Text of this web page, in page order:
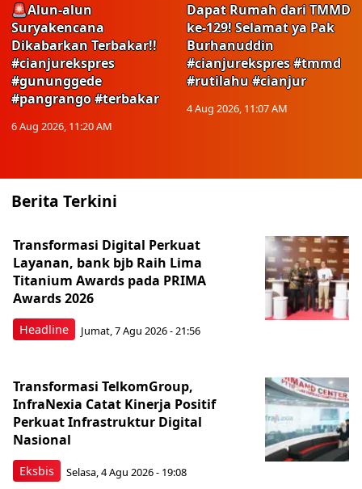
🚨Alun-alun
Suryakencana
Dikabarkan Terbakar!!
#cianjurekspres
#gununggede
#pangrango #terbakar
6 Aug 2026, 11:20 AM
Dapat Rumah dari TMMD
ke-129! Selamat ya Pak
Burhanuddin
#cianjurekspres #tmmd
#rutilahu #cianjur
4 Aug 2026, 11:07 AM
Berita Terkini
Headline
Transformasi Digital Perkuat
Layanan, bank bjb Raih Lima
Titanium Awards pada PRIMA
Awards 2026
Jumat, 7 Agu 2026 - 21:56
Eksbis
Transformasi TelkomGroup,
InfraNexia Catat Kinerja Positif
Perkuat Infrastruktur Digital
Nasional
Selasa, 4 Agu 2026 - 19:08